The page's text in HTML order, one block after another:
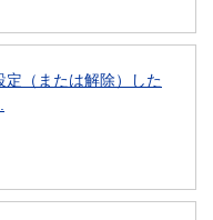
定（または解除）した